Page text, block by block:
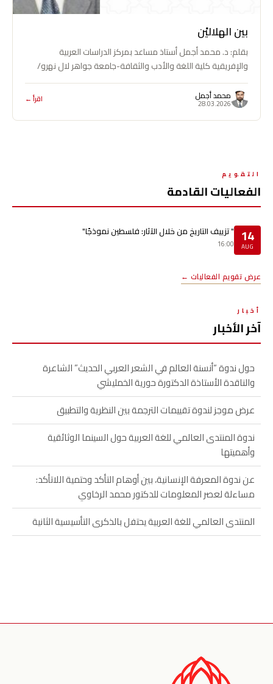
بين الهلاليْن
بقلم: د. محمد أجمل أستاذ مساعد بمركز الدراسات العربية
والإفريقية كلية اللغة والأدب والثقافة-جامعة جواهر لال نهرو/
نيودلهي-الهند حين أطلَّ هلال رمضان…
محمد أجمل
28.03.2026 اقرأ ←
التقويم
الفعاليات القادمة
14
AUG
" تزييف التاريخ من خلال الآثار: فلسطين نموذجًا"
16:00
عرض تقويم الفعاليات ←
أخبار
آخر الأخبار
حول ندوة “أنسنة العالم في الشعر العربي الحديث” الشاعرة
والناقدة الأستاذة الدكتورة حورية الخمليشي
عرض موجز لندوة تقييمات الترجمة بين النظرية والتطبيق
ندوة المنتدى العالمي للغة العربية حول السينما الوثائقية
وأهميتها
عن ندوة المعرفة الإنسانية، بين أوهام التأكد وحتمية اللاتأكد:
مساءلة لعصر المعلومات للدكتور محمد الرخاوي
المنتدى العالمي للغة العربية يحتفل بالذكرى التأسيسية الثانية